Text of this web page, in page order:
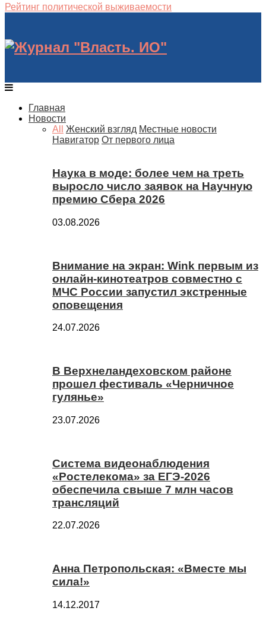
Рейтинг политической выживаемости
Главная
Новости
All
Женский взгляд Местные новости
Навигатор От первого лица
Наука в моде: более чем на треть
выросло число заявок на Научную
премию Сбера 2026
03.08.2026
Внимание на экран: Wink первым из
онлайн-кинотеатров совместно с
МЧС России запустил экстренные
оповещения
24.07.2026
В Верхнеландеховском районе
прошел фестиваль «Черничное
гулянье»
23.07.2026
Система видеонаблюдения
«Ростелекома» за ЕГЭ-2026
обеспечила свыше 7 млн часов
трансляций
22.07.2026
Анна Петропольская: «Вместе мы
сила!»
14.12.2017